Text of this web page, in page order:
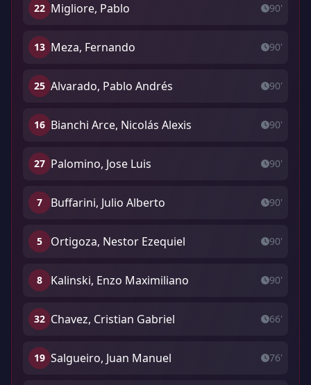
22 Migliore, Pablo 90'
13 Meza, Fernando 90'
25 Alvarado, Pablo Andrés 90'
16 Bianchi Arce, Nicolás Alexis 90'
27 Palomino, Jose Luis 90'
7 Buffarini, Julio Alberto 90'
5 Ortigoza, Nestor Ezequiel 90'
8 Kalinski, Enzo Maximiliano 90'
32 Chavez, Cristian Gabriel 66'
19 Salgueiro, Juan Manuel 76'